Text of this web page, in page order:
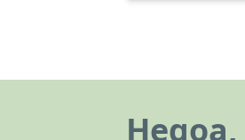
Hegoa,